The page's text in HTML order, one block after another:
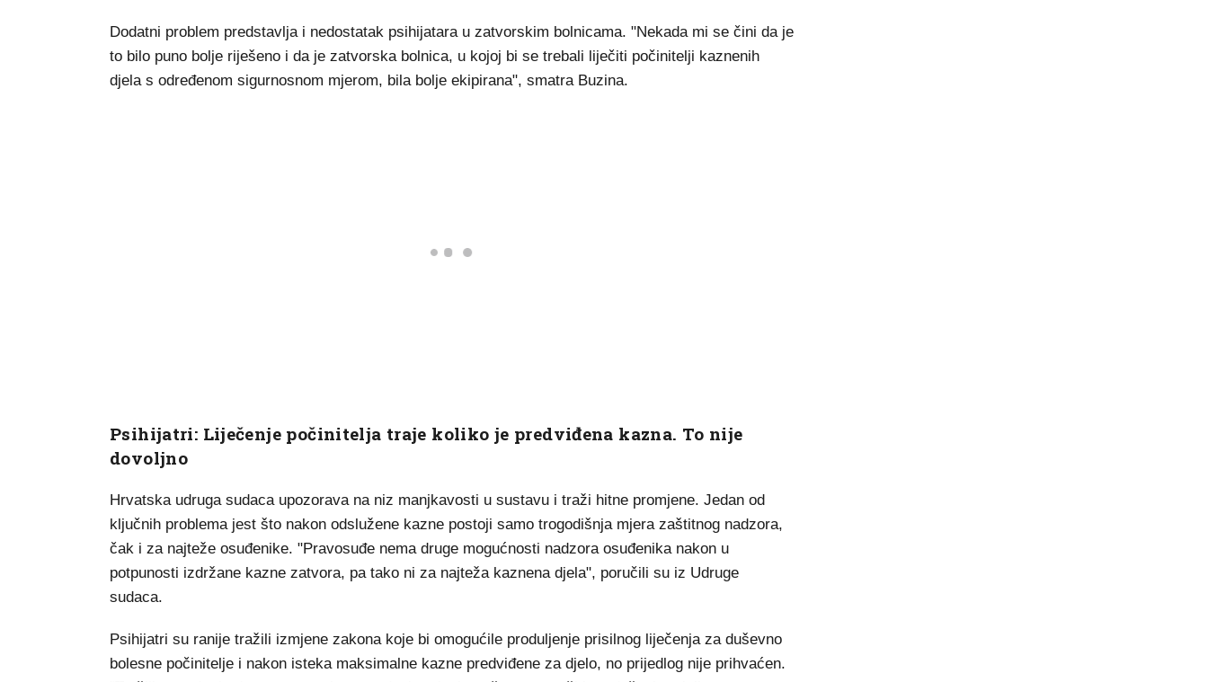
Dodatni problem predstavlja i nedostatak psihijatara u zatvorskim bolnicama. "Nekada mi se čini da je
to bilo puno bolje riješeno i da je zatvorska bolnica, u kojoj bi se trebali liječiti počinitelji kaznenih
djela s određenom sigurnosnom mjerom, bila bolje ekipirana", smatra Buzina.
Psihijatri: Liječenje počinitelja traje koliko je predviđena kazna. To nije
dovoljno
Hrvatska udruga sudaca upozorava na niz manjkavosti u sustavu i traži hitne promjene. Jedan od
ključnih problema jest što nakon odslužene kazne postoji samo trogodišnja mjera zaštitnog nadzora,
čak i za najteže osuđenike. "Pravosuđe nema druge mogućnosti nadzora osuđenika nakon u
potpunosti izdržane kazne zatvora, pa tako ni za najteža kaznena djela", poručili su iz Udruge
sudaca.
Psihijatri su ranije tražili izmjene zakona koje bi omogućile produljenje prisilnog liječenja za duševno
bolesne počinitelje i nakon isteka maksimalne kazne predviđene za djelo, no prijedlog nije prihvaćen.